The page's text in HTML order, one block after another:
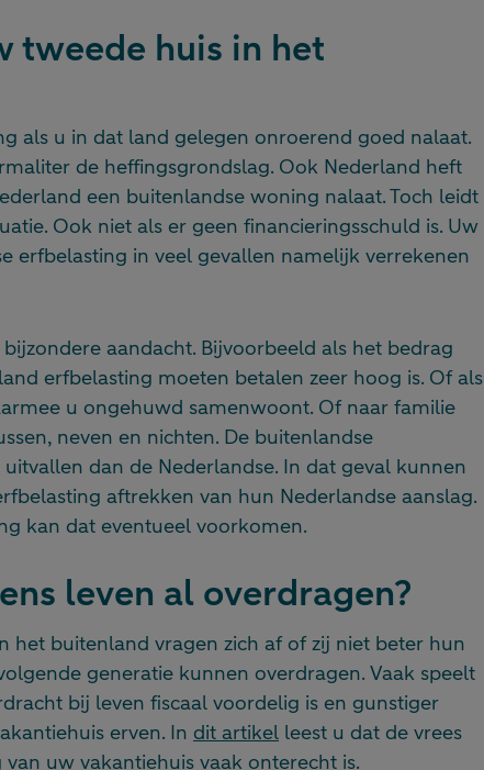
tweede huis in het
als u in dat land gelegen onroerend goed nalaat.
de heffingsgrondslag. Ook Nederland heft
een buitenlandse woning nalaat. Toch leidt
Ook niet als er geen financieringsschuld is. Uw
erfbelasting in veel gevallen namelijk verrekenen
aandacht. Bijvoorbeeld als het bedrag
erfbelasting moeten betalen zeer hoog is. Of als
u ongehuwd samenwoont. Of naar familie
neven en nichten. De buitenlandse
dan de Nederlandse. In dat geval kunnen
aftrekken van hun Nederlandse aanslag.
kan dat eventueel voorkomen.
leven al overdragen?
het buitenland vragen zich af of zij niet beter hun
generatie kunnen overdragen. Vaak speelt
bij leven fiscaal voordelig is en gunstiger
erven. In dit artikel leest u dat de vrees
uw vakantiehuis vaak onterecht is.